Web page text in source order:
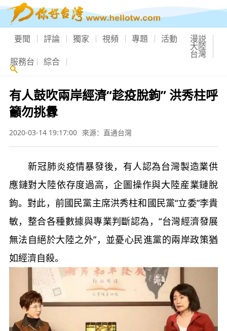
要聞 評論 獨家 視頻 專題 活動 漫説
大陸
台灣
服務台 綜合
有人鼓吹兩岸經濟“趁疫脫鉤” 洪秀柱呼
籲勿挑釁
2020-03-14 19:17:00 來源：直通台灣
新冠肺炎疫情暴發後，有人認為台灣製造業供
應鏈對大陸依存度過高，企圖操作與大陸産業鏈脫
鉤。對此，前國民黨主席洪秀柱和國民黨“立委”李貴
敏，整合各種數據與專業判斷認為，“台灣經濟發展
無法自絕於大陸之外”，並憂心民進黨的兩岸政策猶
如經濟自殺。